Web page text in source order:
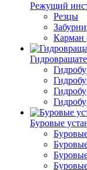
Режущий
Резцы
Карман
Буровые